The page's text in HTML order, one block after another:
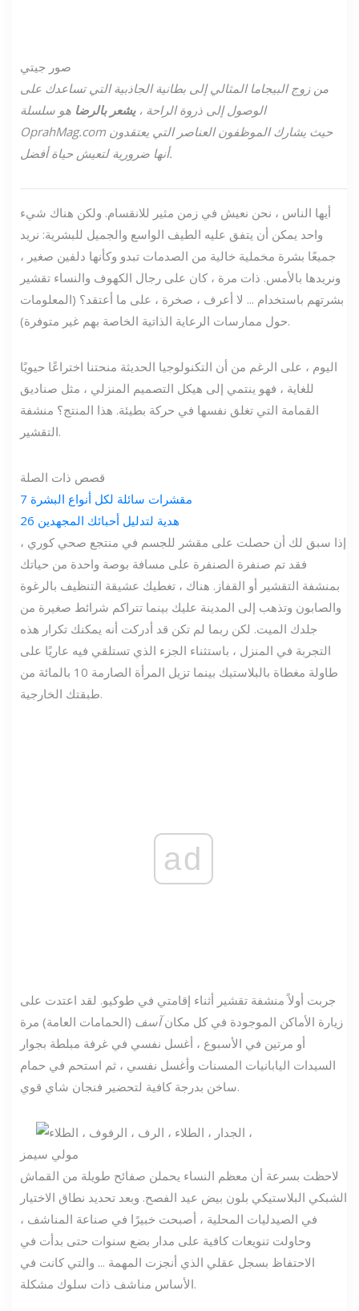
صور جيتي
من زوج البيجاما المثالي إلى بطانية الجاذبية التي تساعدك على
الوصول إلى ذروة الراحة ،يشعر بالرضا هو سلسلة
OprahMag.com حيث يشارك الموظفون العناصر التي يعتقدون
أنها ضرورية لتعيش حياة أفضل.
أيها الناس ، نحن نعيش في زمن مثير للانقسام. ولكن هناك شيء
واحد يمكن أن يتفق عليه الطيف الواسع والجميل للبشرية: نريد
جميعًا بشرة مخملية خالية من الصدمات تبدو وكأنها دلفين صغير ،
ونريدها بالأمس. ذات مرة ، كان على رجال الكهوف والنساء تقشير
بشرتهم باستخدام ... لا أعرف ، صخرة ، على ما أعتقد؟ (المعلومات
حول ممارسات الرعاية الذاتية الخاصة بهم غير متوفرة).
اليوم ، على الرغم من أن التكنولوجيا الحديثة منحتنا اختراعًا حيويًا
للغاية ، فهو ينتمي إلى هيكل التصميم المنزلي ، مثل صناديق
القمامة التي تغلق نفسها في حركة بطيئة. هذا المنتج؟ منشفة
التقشير.
قصص ذات الصلة
7 مقشرات سائلة لكل أنواع البشرة
26 هدية لتدليل أحبائك المجهدين
إذا سبق لك أن حصلت على مقشر للجسم في منتجع صحي كوري ،
فقد تم صنفرة الصنفرة على مسافة بوصة واحدة من حياتك
بمنشفة التقشير أو القفاز. هناك ، تغطيك عشيقة التنظيف بالرغوة
والصابون وتذهب إلى المدينة عليك بينما تتراكم شرائط صغيرة من
جلدك الميت. لكن ربما لم تكن قد أدركت أنه يمكنك تكرار هذه
التجربة في المنزل ، باستثناء الجزء الذي تستلقي فيه عاريًا على
طاولة مغطاة بالبلاستيك بينما تزيل المرأة الصارمة 10 بالمائة من
طبقتك الخارجية.
ad
جربت أولاً منشفة تقشير أثناء إقامتي في طوكيو. لقد اعتدت على
زيارة الأماكن الموجودة في كل مكانآسف (الحمامات العامة) مرة
أو مرتين في الأسبوع ، أغسل نفسي في غرفة مبلطة بجوار
السيدات اليابانيات المسنات وأغسل نفسي ، ثم استحم في حمام
ساخن بدرجة كافية لتحضير فنجان شاي قوي.
مولي سيمز
لاحظت بسرعة أن معظم النساء يحملن صفائح طويلة من القماش
الشبكي البلاستيكي بلون بيض عيد الفصح. وبعد تحديد نطاق الاختيار
في الصيدليات المحلية ، أصبحت خبيرًا في صناعة المناشف ،
وحاولت تنويعات كافية على مدار بضع سنوات حتى بدأت في
الاحتفاظ بسجل عقلي الذي أنجزت المهمة ... والتي كانت في
الأساس مناشف ذات سلوك مشكلة.